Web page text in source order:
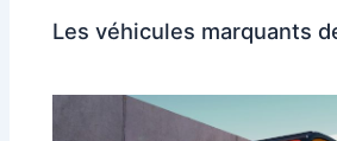
Les véhicules marquants